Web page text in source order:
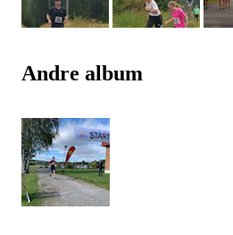
Andre album